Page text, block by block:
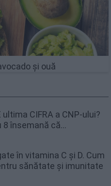
și ouă
ultima CIFRA a CNP-ului?
8 însemană că...
în vitamina C și D. Cum
sănătate și imunitate